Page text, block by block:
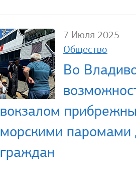
7 Июля 2025
Общество
Во
вокзалом
морскими
граждан